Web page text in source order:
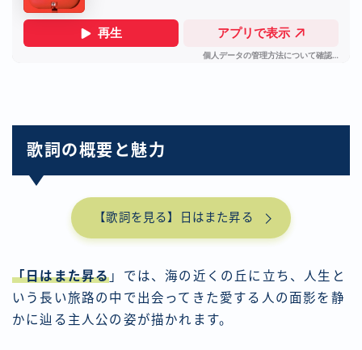
歌詞の概要と魅力
【歌詞を見る】日はまた昇る
「日はまた昇る 」では、海の近くの丘に立ち、人生と
いう長い旅路の中で出会ってきた愛する人の面影を静
かに辿る主人公の姿が描かれます。